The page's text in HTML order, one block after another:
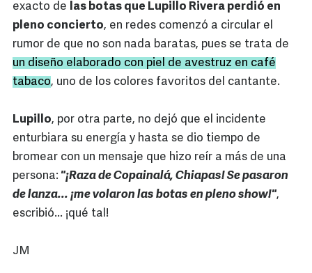
exacto de las botas que Lupillo Rivera perdió en
pleno concierto, en redes comenzó a circular el
rumor de que no son nada baratas, pues se trata de
un diseño elaborado con piel de avestruz en café
tabaco, uno de los colores favoritos del cantante.
Lupillo, por otra parte, no dejó que el incidente
enturbiara su energía y hasta se dio tiempo de
bromear con un mensaje que hizo reír a más de una
persona: "¡Raza de Copainalá, Chiapas! Se pasaron
de lanza... ¡me volaron las botas en pleno show!",
escribió... ¡qué tal!
JM